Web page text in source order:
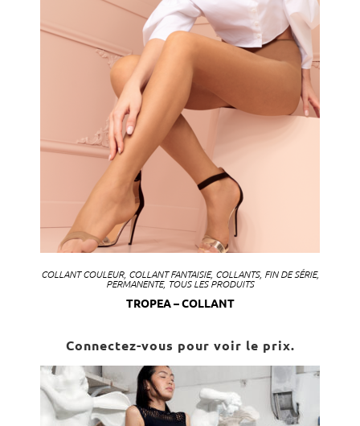
COLLANT COULEUR, COLLANT FANTAISIE, COLLANTS, FIN DE SÉRIE,
PERMANENTE, TOUS LES PRODUITS
TROPEA – COLLANT
Connectez-vous pour voir le prix.